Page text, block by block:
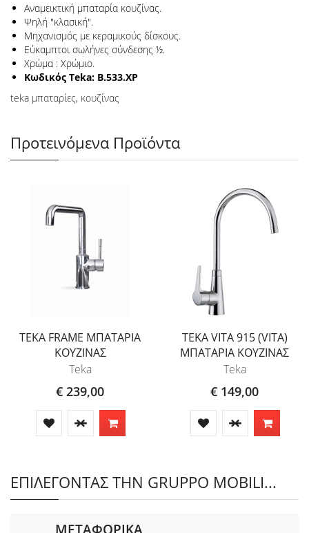
Αναμεικτική μπαταρία κουζίνας.
Ψηλή "κλασική".
Μηχανισμός με κεραμικούς δίσκους.
Εύκαμπτοι σωλήνες σύνδεσης ½.
Χρώμα : Χρώμιο.
Κωδικός Teka: B.533.ΧΡ
teka μπαταρίες, κουζίνας
Προτεινόμενα Προϊόντα
TEKA FRAME ΜΠΑΤΑΡΙΑ
ΚΟΥΖΙΝΑΣ
Teka
€ 239,00
TEKA VITA 915 (VITA)
ΜΠΑΤΑΡΙΑ ΚΟΥΖΙΝΑΣ
Teka
€ 149,00
ΕΠΙΛΕΓΟΝΤΑΣ ΤΗΝ GRUPPO MOBILI...
ΜΕΤΑΦΟΡΙΚΑ